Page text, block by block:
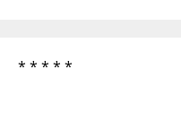
* * * * *